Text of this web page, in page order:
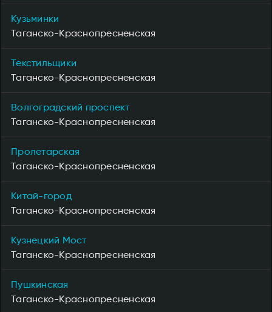
Кузьминки
Таганско-Краснопресненская
Текстильщики
Таганско-Краснопресненская
Волгоградский проспект
Таганско-Краснопресненская
Пролетарская
Таганско-Краснопресненская
Китай-город
Таганско-Краснопресненская
Кузнецкий Мост
Таганско-Краснопресненская
Пушкинская
Таганско-Краснопресненская